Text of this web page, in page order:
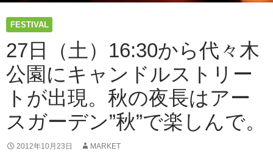
FESTIVAL
27日（土）16:30から代々木
公園にキャンドルストリー
トが出現。秋の夜長はアー
スガーデン”秋”で楽しんで。
2012年10月23日 MARKET